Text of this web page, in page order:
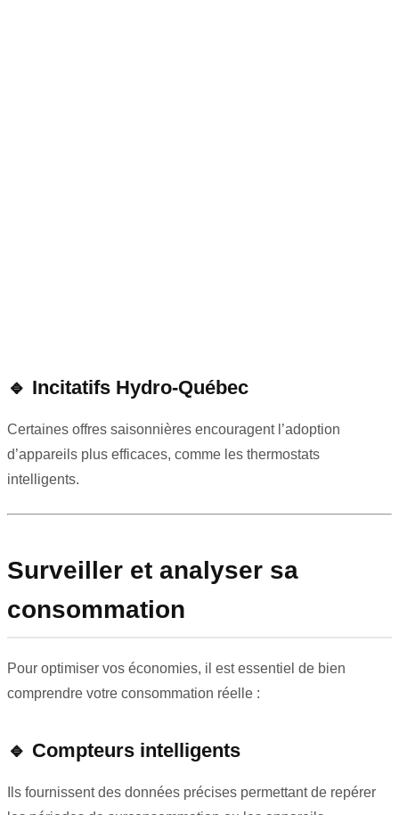
🔹 Incitatifs Hydro-Québec
Certaines offres saisonnières encouragent l’adoption
d’appareils plus efficaces, comme les thermostats
intelligents.
Surveiller et analyser sa
consommation
Pour optimiser vos économies, il est essentiel de bien
comprendre votre consommation réelle :
🔹 Compteurs intelligents
Ils fournissent des données précises permettant de repérer